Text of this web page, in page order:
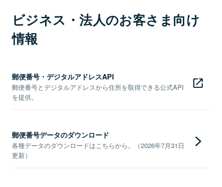
ビジネス・法人のお客さま向け
情報
郵便番号・デジタルアドレスAPI
郵便番号とデジタルアドレスから住所を取得できる公式API
を提供。
郵便番号データのダウンロード
各種データのダウンロードはこちらから。（2026年7月31日
更新）